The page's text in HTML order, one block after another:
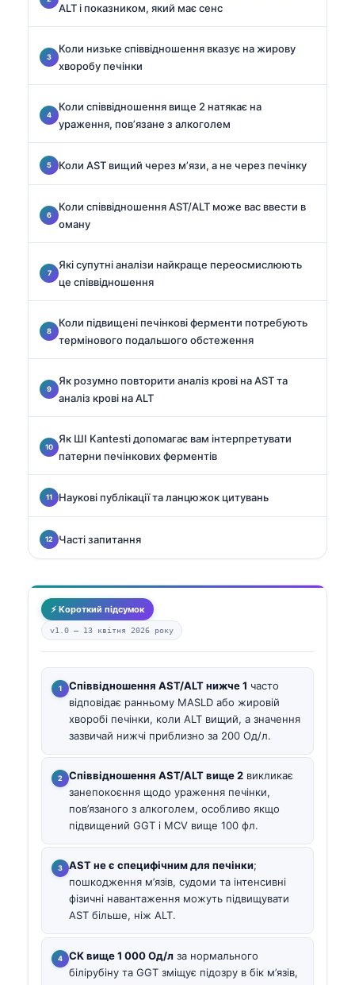
ALT і показником, який має сенс
Коли низьке співвідношення вказує на жирову
хворобу печінки
Коли співвідношення вище 2 натякає на
ураження, пов’язане з алкоголем
Коли AST вищий через м’язи, а не через печінку
Коли співвідношення AST/ALT може вас ввести в
оману
Які супутні аналізи найкраще переосмислюють
це співвідношення
Коли підвищені печінкові ферменти потребують
термінового подальшого обстеження
Як розумно повторити аналіз крові на AST та
аналіз крові на ALT
Як ШІ Kantesti допомагає вам інтерпретувати
патерни печінкових ферментів
Наукові публікації та ланцюжок цитувань
Часті запитання
⚡ Короткий підсумок
v1.0 — 13 квітня 2026 року
Співвідношення AST/ALT нижче 1 часто
відповідає ранньому MASLD або жировій
хворобі печінки, коли ALT вищий, а значення
зазвичай нижчі приблизно за 200 Од/л.
Співвідношення AST/ALT вище 2 викликає
занепокоєння щодо ураження печінки,
пов’язаного з алкоголем, особливо якщо
підвищений GGT і MCV вище 100 фл.
AST не є специфічним для печінки;
пошкодження м’язів, судоми та інтенсивні
фізичні навантаження можуть підвищувати
AST більше, ніж ALT.
CK вище 1 000 Од/л за нормального
білірубіну та GGT зміщує підозру в бік м’язів,